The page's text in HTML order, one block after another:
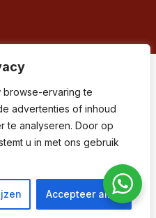
browse-ervaring te
advertenties of inhoud
te analyseren. Door op
u in met ons gebruik
Accepteer alles
•